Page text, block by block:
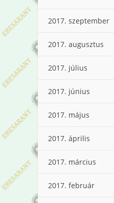
2017. szeptember
2017. augusztus
2017. július
2017. június
2017. május
2017. április
2017. március
2017. február